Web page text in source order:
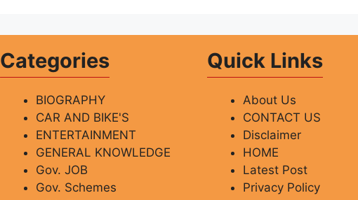
Categories
BIOGRAPHY
CAR AND BIKE'S
ENTERTAINMENT
GENERAL KNOWLEDGE
Gov. JOB
Gov. Schemes
Quick Links
About Us
CONTACT US
Disclaimer
HOME
Latest Post
Privacy Policy